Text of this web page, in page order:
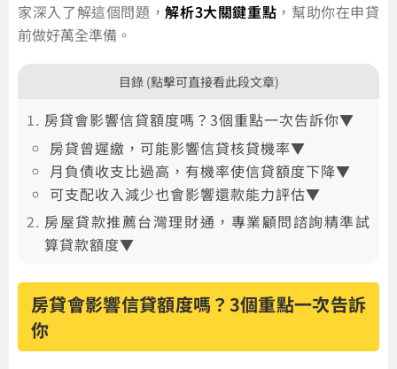
家深入了解這個問題，解析3大關鍵重點 ，幫助你在申貸
前做好萬全準備。
目錄 (點擊可直接看此段文章)
房貸會影響信貸額度嗎？3個重點一次告訴你▼
房貸曾遲繳，可能影響信貸核貸機率▼
月負債收支比過高，有機率使信貸額度下降▼
可支配收入減少也會影響還款能力評估▼
房屋貸款推薦台灣理財通，專業顧問諮詢精準試
算貸款額度▼
房貸會影響信貸額度嗎？3個重點一次告訴
你